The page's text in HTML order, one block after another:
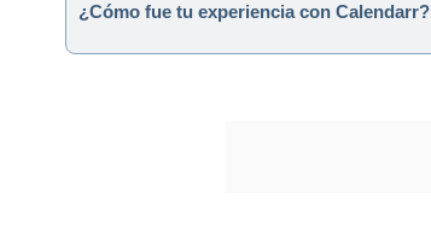
¿Cómo fue tu experiencia con Calendarr?